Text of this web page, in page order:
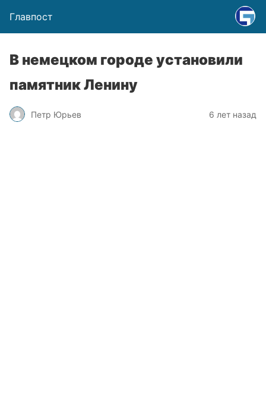
Главпост
В немецком городе установили
памятник Ленину
Петр Юрьев 6 лет назад